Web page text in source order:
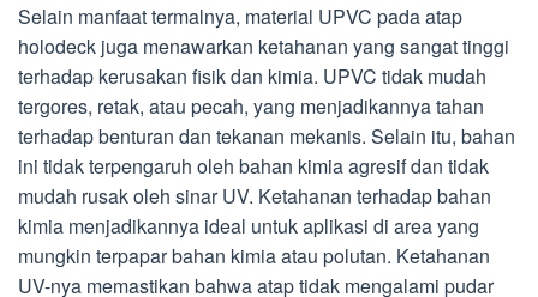
Selain manfaat termalnya, material UPVC pada atap
holodeck juga menawarkan ketahanan yang sangat tinggi
terhadap kerusakan fisik dan kimia. UPVC tidak mudah
tergores, retak, atau pecah, yang menjadikannya tahan
terhadap benturan dan tekanan mekanis. Selain itu, bahan
ini tidak terpengaruh oleh bahan kimia agresif dan tidak
mudah rusak oleh sinar UV. Ketahanan terhadap bahan
kimia menjadikannya ideal untuk aplikasi di area yang
mungkin terpapar bahan kimia atau polutan. Ketahanan
UV-nya memastikan bahwa atap tidak mengalami pudar